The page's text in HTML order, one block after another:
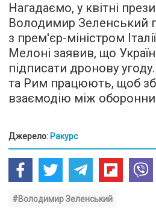
Нагадаємо, у квітні
Володимир Зеленський
з прем'єр-міністром
Мелоні заявив, що
підписати дронову
та Рим працюють, щоб
взаємодію між
Джерело: Ракурс
#Володимир Зеленський